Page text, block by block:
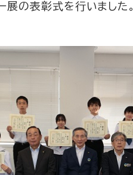
展の表彰式を行いました。